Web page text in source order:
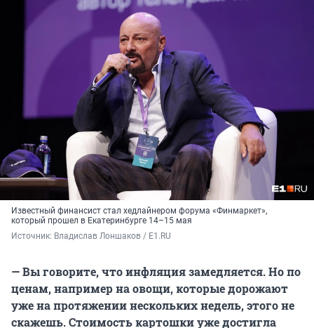
Известный финансист стал хедлайнером форума «Финмаркет»,
который прошел в Екатеринбурге 14–15 мая
Источник: Владислав Лоншаков / E1.RU
— Вы говорите, что инфляция замедляется. Но по
ценам, например на овощи, которые дорожают
уже на протяжении нескольких недель, этого не
скажешь. Стоимость картошки уже достигла